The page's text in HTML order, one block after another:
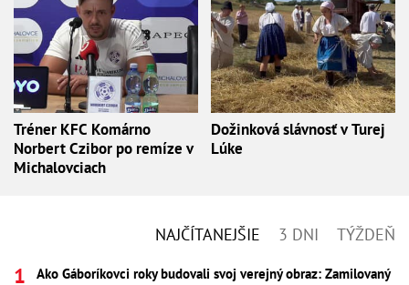
Tréner KFC Komárno
Norbert Czibor po remíze v
Michalovciach
Dožinková slávnosť v Turej
Lúke
NAJČÍTANEJŠIE 3 DNI TÝŽDEŇ
Ako Gáboríkovci roky budovali svoj verejný obraz: Zamilovaný